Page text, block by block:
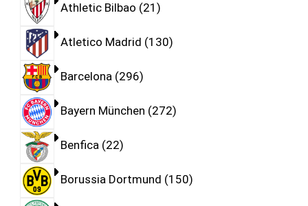
Athletic Bilbao 21
Atletico Madrid 130
Barcelona 296
Bayern München 272
Benfica 22
Borussia Dortmund 150